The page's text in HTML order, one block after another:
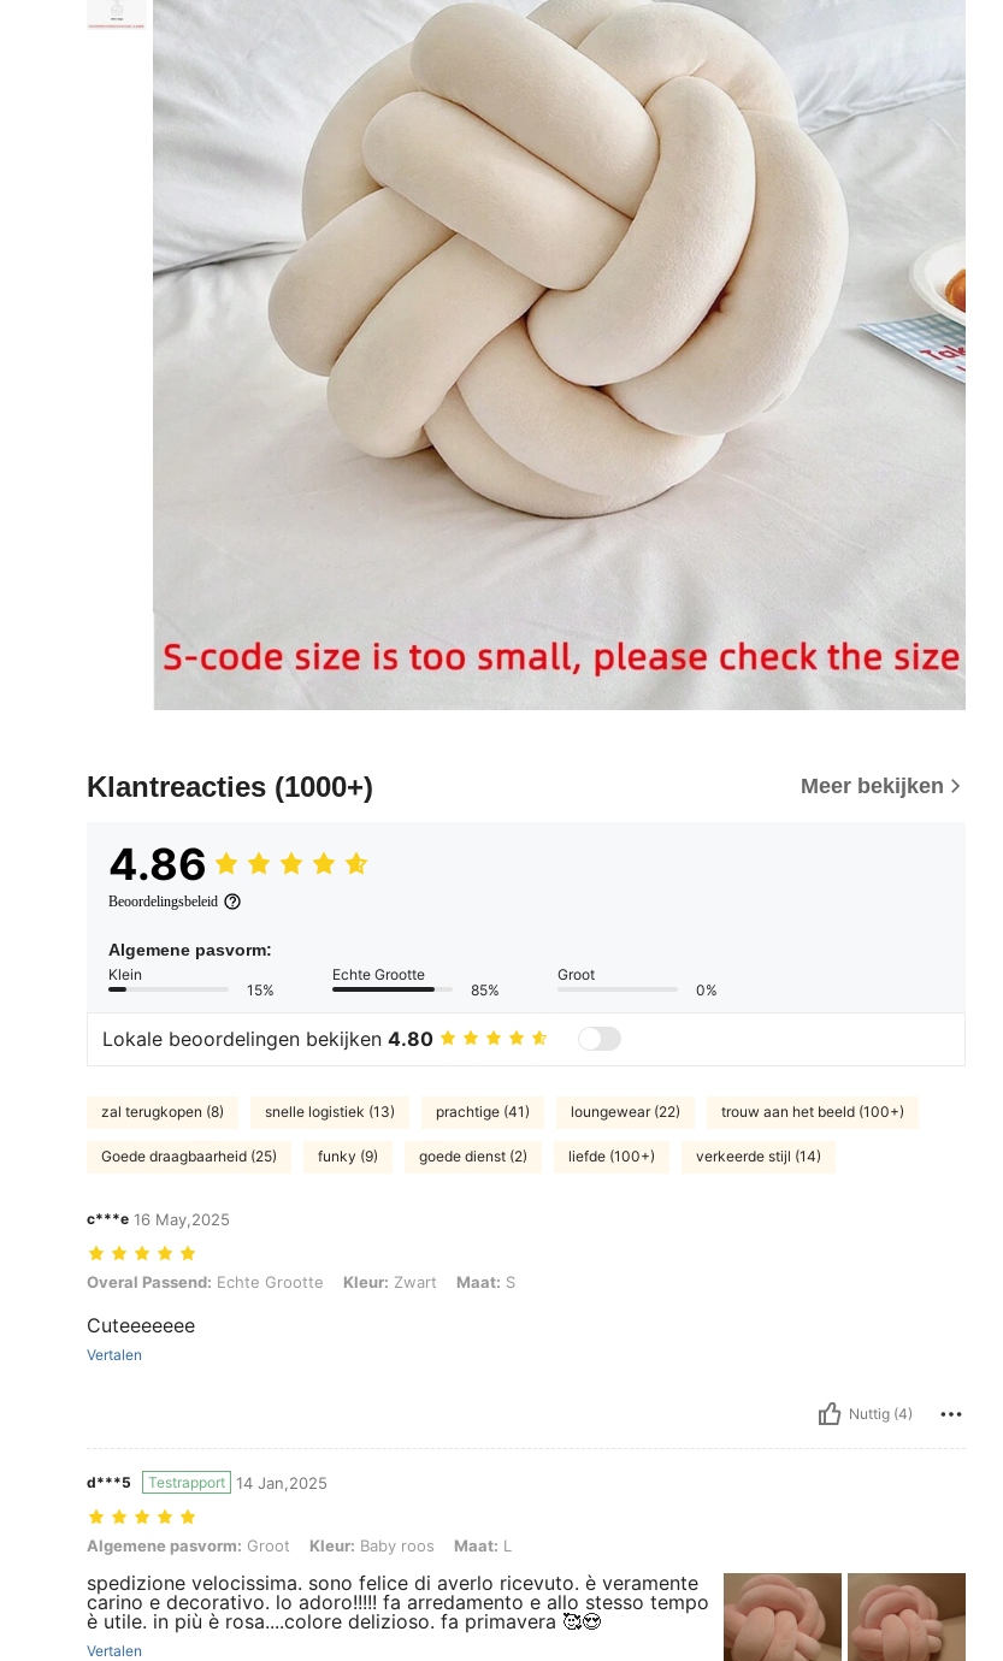
Klantreacties (1000+) Meer bekijken
4.86
Beoordelingsbeleid
Algemene pasvorm:
Klein
15%
Echte Grootte
85%
Groot
0%
Lokale beoordelingen bekijken 4.80
zal terugkopen (8) snelle logistiek (13) prachtige (41) loungewear (22) trouw aan het beeld (100+)
Goede draagbaarheid (25) funky (9) goede dienst (2) liefde (100+) verkeerde stijl (14)
c***e 16 May,2025
Overal Passend: Echte Grootte, Kleur: Zwart, Maat: S
Overal Passend: Echte Grootte Kleur: Zwart Maat: S
Cuteeeeeee
Vertalen
Nuttig (4)
d***5 Testrapport 14 Jan,2025
Algemene pasvorm: Groot, Kleur: Baby roos, Maat: L
Algemene pasvorm: Groot Kleur: Baby roos Maat: L
spedizione velocissima. sono felice di averlo ricevuto. è veramente
carino e decorativo. lo adoro!!!!! fa arredamento e allo stesso tempo
è utile. in più è rosa....colore delizioso. fa primavera 🥰😍
Vertalen